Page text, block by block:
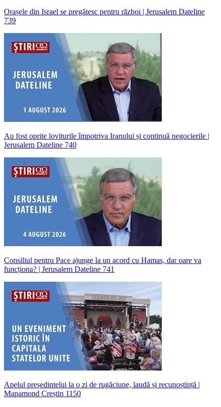
Orașele din Israel se pregătesc pentru război | Jerusalem Dateline
739
Au fost oprite loviturile împotriva Iranului și continuă negocierile |
Jerusalem Dateline 740
Consiliul pentru Pace ajunge la un acord cu Hamas, dar oare va
funcționa? | Jerusalem Dateline 741
Apelul președintelui la o zi de rugăciune, laudă și recunoștință |
Mapamond Creștin 1150